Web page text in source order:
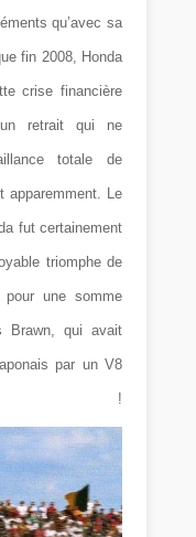
qu’avec sa
fin 2008, Honda
crise financière
retrait qui ne
totale de
apparemment. Le
fut certainement
triomphe de
pour une somme
Brawn, qui avait
par un V8
!